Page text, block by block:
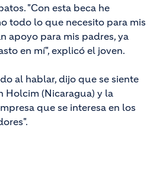
"Con esta beca he
todo lo que necesito para mis
apoyo para mis padres, ya
en mí", explicó el joven.
al hablar, dijo que se siente
Holcim (Nicaragua) y la
que se interesa en los